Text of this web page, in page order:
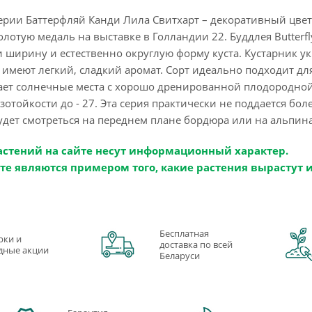
Баттерфляй Канди Лила Свитхарт – декоративный
медаль на выставке в Голландии 22. Буддлея
и естественно округлую форму куста. Кустарник
легкий, сладкий аромат. Сорт идеально подходит
солнечные места с хорошо дренированной
до - 27. Эта серия практически не поддается
смотреться на переднем плане бордюра или на
на сайте несут информационный характер.
являются примером того, какие растения вырастут
и
акции
Бесплатная
доставка по всей
Беларуси